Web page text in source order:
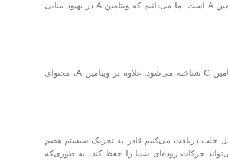
رنگ قرمز روشن فلفل حلب نشان‌دهنده این است که این فلفل حاوی آنتی اکسیدان فراوان و ویتامین A است. ما می‌دانیم که ویتامین A در بهبود بینایی
توانایی تقویت سیستم ایمنی بدن به‌عنوان یکی از فواید سلامتی فلفل پول بیبر به دلیل محتوای ویتامین C شناخته می‌شود. علاوه بر ویتامین A، محتوای
حلب دریافت می‌کنیم قادر به تحریک سیستم هضم
حرکات روده‌ای شما را حفظ کند، به طوری‌که